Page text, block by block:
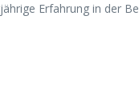
Erfahrung in der